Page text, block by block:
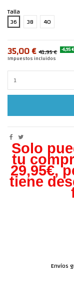
Talla
36
38 40
35,00 € 41,95 € -6,95 €
Impuestos incluidos
Solo
tu
29,95€,
tiene
Envíos